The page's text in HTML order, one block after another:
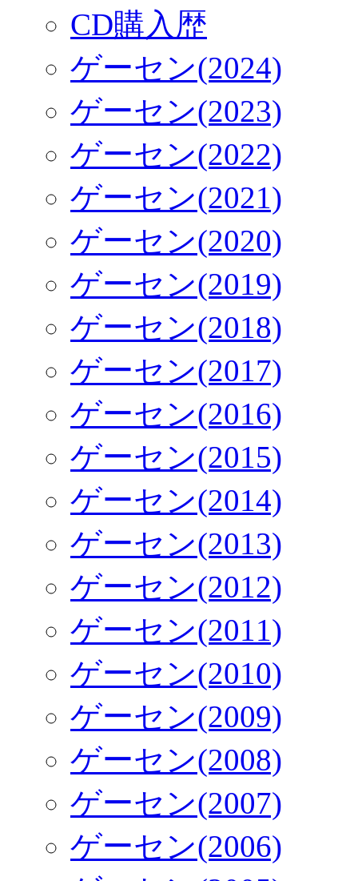
CD購入歴
ゲーセン(2024)
ゲーセン(2023)
ゲーセン(2022)
ゲーセン(2021)
ゲーセン(2020)
ゲーセン(2019)
ゲーセン(2018)
ゲーセン(2017)
ゲーセン(2016)
ゲーセン(2015)
ゲーセン(2014)
ゲーセン(2013)
ゲーセン(2012)
ゲーセン(2011)
ゲーセン(2010)
ゲーセン(2009)
ゲーセン(2008)
ゲーセン(2007)
ゲーセン(2006)